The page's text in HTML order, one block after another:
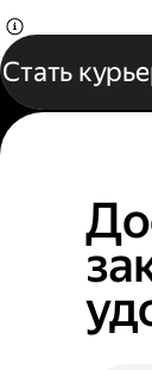
Стать